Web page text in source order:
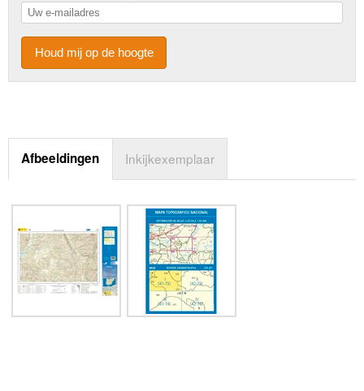
Houd mij op de hoogte
Afbeeldingen Inkijkexemplaar